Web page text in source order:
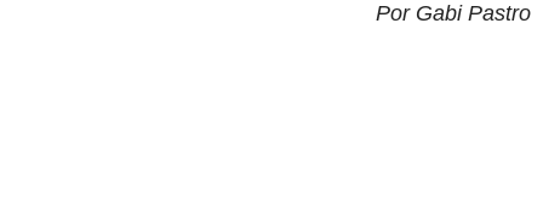
Por Gabi Pastro